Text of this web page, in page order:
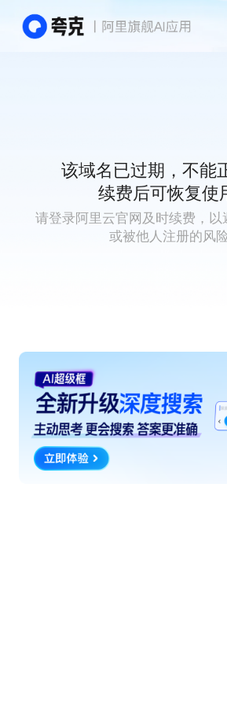
该域名已过期，不能
续费后可恢复使
请登录阿里云官网及时续费，以
或被他人注册的风险